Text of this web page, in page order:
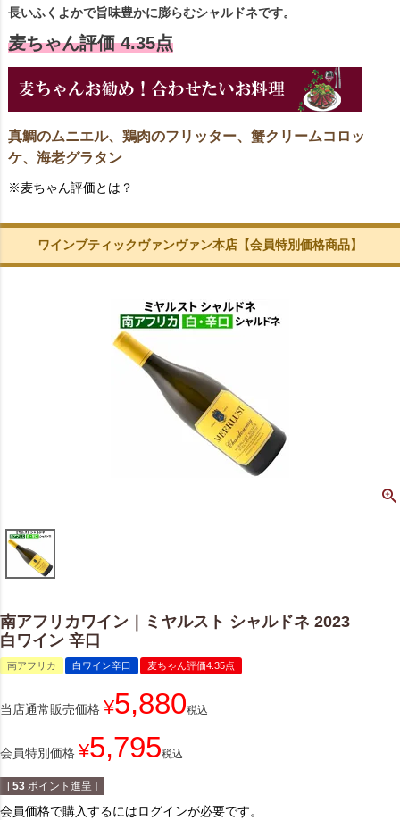
長いふくよかで旨味豊かに膨らむシャルドネです。
麦ちゃん評価 4.35点
真鯛のムニエル、鶏肉のフリッター、蟹クリームコロッ
ケ、海老グラタン
※麦ちゃん評価とは？
ワインブティックヴァンヴァン本店【会員特別価格商品】
南アフリカワイン｜ミヤルスト シャルドネ 2023
白ワイン 辛口
南アフリカ 白ワイン辛口 麦ちゃん評価4.35点
当店通常販売価格 ¥5,880税込
会員特別価格 ¥5,795税込
[ 53 ポイント進呈 ]
会員価格で購入するにはログインが必要です。